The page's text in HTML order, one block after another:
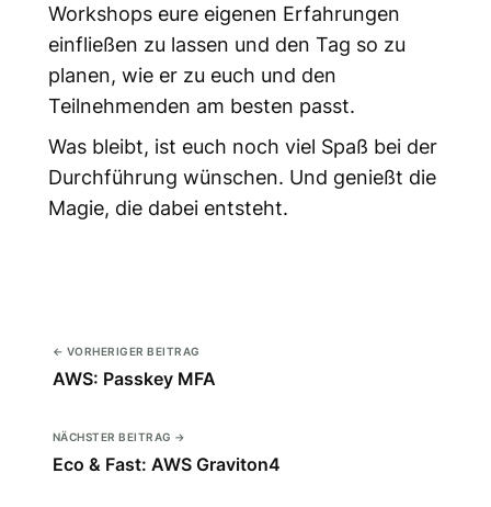
Workshops eure eigenen Erfahrungen
einfließen zu lassen und den Tag so zu
planen, wie er zu euch und den
Teilnehmenden am besten passt.
Was bleibt, ist euch noch viel Spaß bei der
Durchführung wünschen. Und genießt die
Magie, die dabei entsteht.
← VORHERIGER BEITRAG
AWS: Passkey MFA
NÄCHSTER BEITRAG →
Eco & Fast: AWS Graviton4